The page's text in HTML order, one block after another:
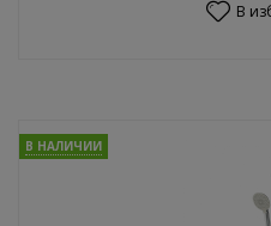
В
В НАЛИЧИИ